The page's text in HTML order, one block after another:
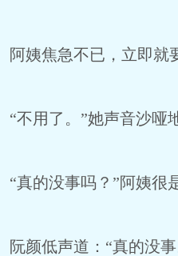
阿姨焦急不已，立即就
“不用了。”她声音沙哑
“真的没事吗？”阿姨很
阮颜低声道：“真的没事